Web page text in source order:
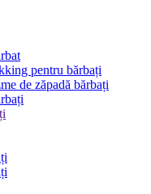
pentru bărbați
de zăpadă bărbați